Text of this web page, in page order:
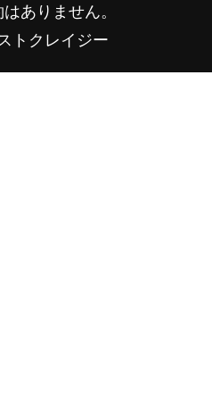
ありません。
トクレイジー